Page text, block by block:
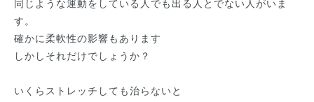
同じような運動をしている人でも出る人とでない人がいま
す。
確かに柔軟性の影響もあります
しかしそれだけでしょうか？
いくらストレッチしても治らないと